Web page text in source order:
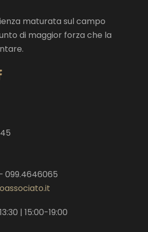
maturata sul campo
di maggior forza che la
099.4646065
| 15:00-19:00